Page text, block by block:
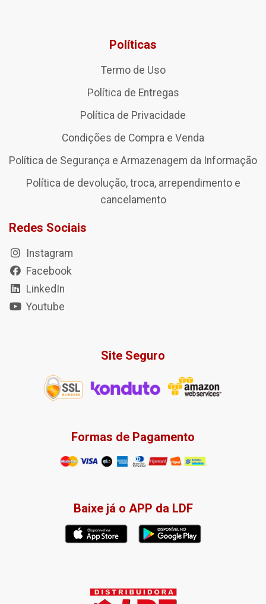
Políticas
Termo de Uso
Política de Entregas
Política de Privacidade
Condições de Compra e Venda
Política de Segurança e Armazenagem da Informação
Política de devolução, troca, arrependimento e
cancelamento
Redes Sociais
Instagram
Facebook
LinkedIn
Youtube
Site Seguro
Formas de Pagamento
Baixe já o APP da LDF